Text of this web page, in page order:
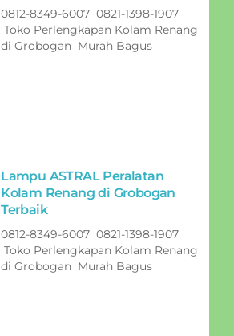
0812-8349-6007 0821-1398-1907
Toko Perlengkapan Kolam Renang
di Grobogan Murah Bagus
Lampu ASTRAL Peralatan
Kolam Renang di Grobogan
Terbaik
0812-8349-6007 0821-1398-1907
Toko Perlengkapan Kolam Renang
di Grobogan Murah Bagus